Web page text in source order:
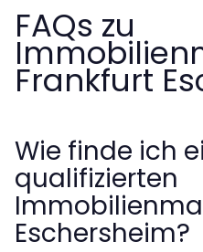
FAQs zu
Frankfurt
Wie finde ich
qualifizierten
Eschersheim?